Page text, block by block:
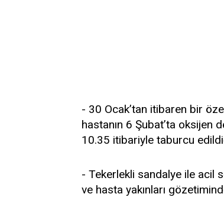
- 30 Ocak’tan itibaren bir
hastanın 6 Şubat’ta oksijen
10.35 itibariyle taburcu
- Tekerlekli sandalye ile acil
ve hasta yakınları